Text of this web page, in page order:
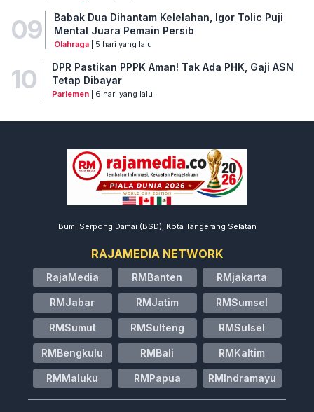
09
Babak Dua Dihantam Kelelahan, Igor Tolic Puji
Mental Juara Pemain Persib
Olahraga| 5 hari yang lalu
10
DPR Pastikan PPPK Aman! Tak Ada PHK, Gaji ASN
Tetap Dibayar
Parlemen| 6 hari yang lalu
Bumi Serpong Damai (BSD), Kota Tangerang Selatan
RAJAMEDIA NETWORK
RajaMedia RMBanten RMjakarta
RMJabar RMJatim RMSumsel
RMSumut RMSulteng RMSulsel
RMBengkulu RMBali RMKaltim
RMMaluku RMPapua RMIndramayu